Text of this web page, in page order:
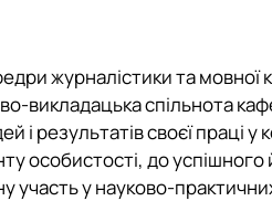
майстерності»
журналістики та мовної
викладацька
і результатів своєї праці
особистості, до
участь у науково-